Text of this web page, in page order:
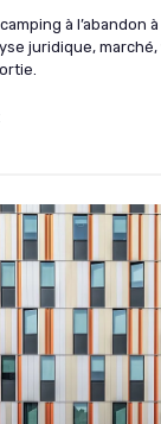
à l’abandon
juridique,